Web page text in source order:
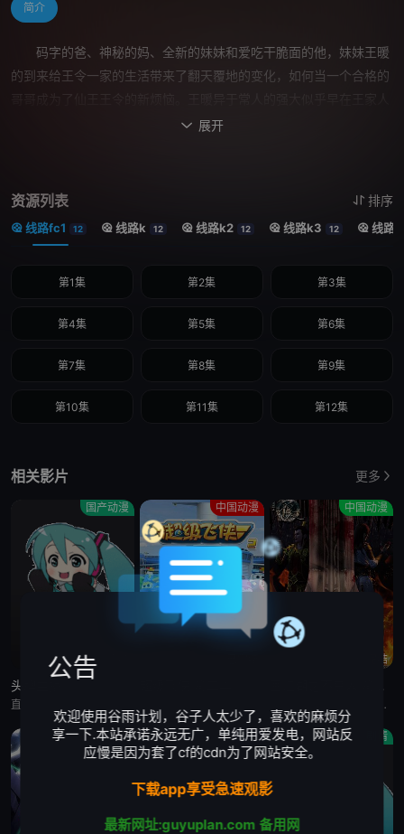
简介
码字的爸、神秘的妈、全新的妹妹和爱吃干脆面的他，妹妹王暖
的到来给王令一家的生活带来了翻天覆地的变化，如何当一个合格的
的意料之中，于是王令决定从娃娃抓起，努力教导妹妹努力控制力
着妹妹与这些坏家伙练练手！
 展开
资源列表 排序
线路fc1 12 线路k 12 线路k2 12 线路k3 12 线路
第1集 第2集 第3集
第4集 第5集 第6集
第7集 第8集 第9集
第10集 第11集 第12集
相关影片 更多
国产动漫
头牌主播
中国动漫 中国动漫
已完结
《画江湖之不良人》第一季是围绕唐代从事侦缉捕盗职务的官差“不良人”这个组织所隐匿起来的龙泉宝藏而展开。黄巢起义、朱温篡位、李氏族诛、友珪弑父等著名的历史事件也贯穿其中。第二季将继续带来潞州之战，凤翔之
国产动漫 少女 剧情
公告
欢迎使用谷雨计划，谷子人太少了，喜欢的麻烦分
享一下.本站承诺永远无广，单纯用爱发电，网站反
应慢是因为套了cf的cdn为了网站安全。
下载app享受急速观影
最新网址:guyuplan.com 备用网